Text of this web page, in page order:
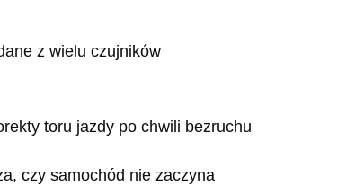
z wielu czujników
toru jazdy po chwili bezruchu
czy samochód nie zaczyna